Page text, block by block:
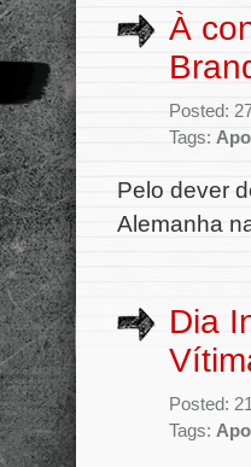
À
Posted:
Tags:
Pelo dever
Alemanha
Dia
Posted:
Tags: